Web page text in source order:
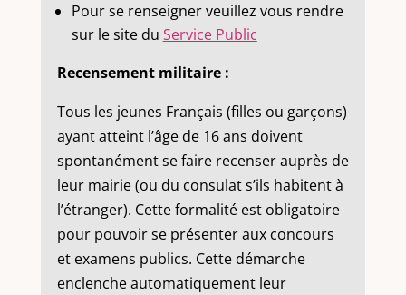
Pour se renseigner veuillez vous rendre
sur le site du Service Public
Recensement militaire :
Tous les jeunes Français (filles ou garçons)
ayant atteint l’âge de 16 ans doivent
spontanément se faire recenser auprès de
leur mairie (ou du consulat s’ils habitent à
l’étranger). Cette formalité est obligatoire
pour pouvoir se présenter aux concours
et examens publics. Cette démarche
enclenche automatiquement leur